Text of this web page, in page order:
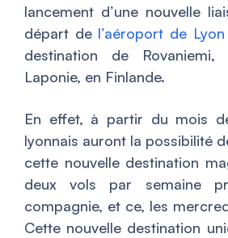
lancement d’une nouvelle
départ de l’aéroport de
destination de
Laponie, en Finlande.
En effet, à partir du mois
lyonnais auront la possibilité
cette nouvelle destination
deux vols par semaine
compagnie, et ce, les
Cette nouvelle destination